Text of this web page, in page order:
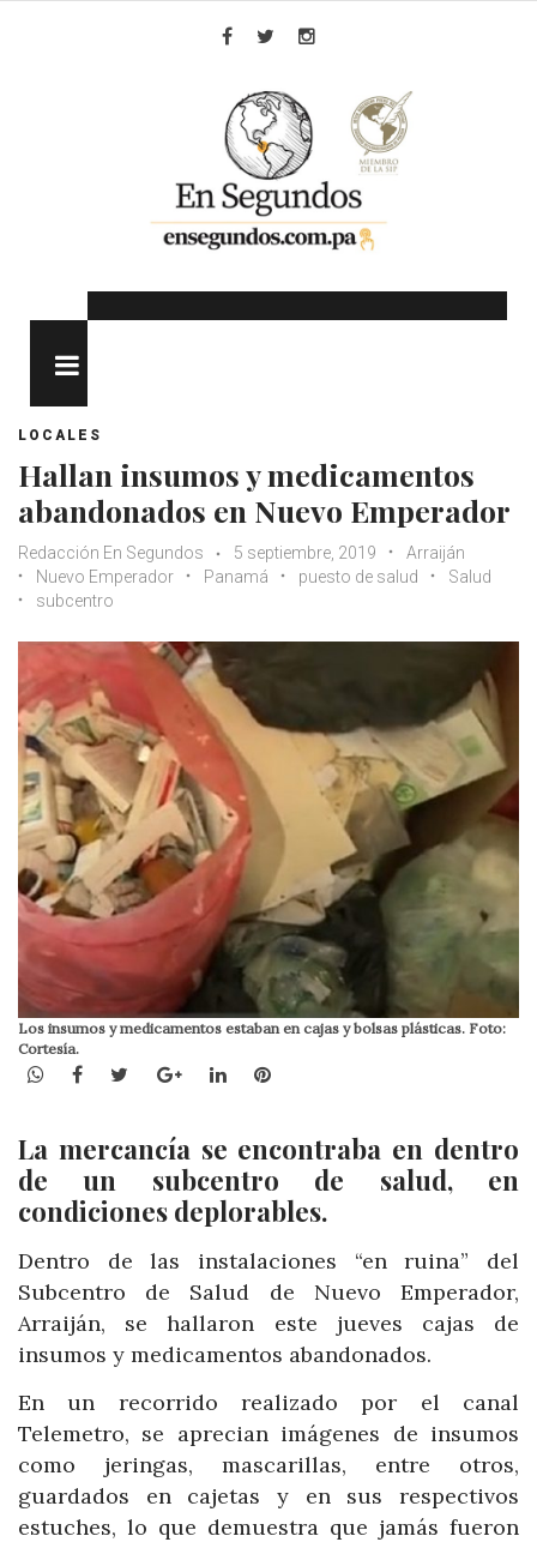
LOCALES
Hallan insumos y medicamentos
abandonados en Nuevo Emperador
Redacción En Segundos 5 septiembre, 2019
Arraiján
Nuevo Emperador
Panamá puesto de salud
Salud
subcentro
Los insumos y medicamentos estaban en cajas y bolsas plásticas. Foto:
Cortesía.
WhatsApp
Facebook
TwitterGoogle+LinkedInPinterest
La mercancía se encontraba en dentro
de un subcentro de salud, en
condiciones deplorables.
Dentro de las instalaciones “en ruina” del
Subcentro de Salud de Nuevo Emperador,
Arraiján, se hallaron este jueves cajas de
insumos y medicamentos abandonados.
En un recorrido realizado por el canal
Telemetro, se aprecian imágenes de insumos
como jeringas, mascarillas, entre otros,
guardados en cajetas y en sus respectivos
estuches, lo que demuestra que jamás fueron